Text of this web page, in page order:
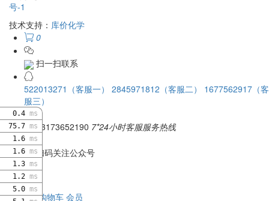
号-1
技术支持： 库价化学
0
扫一扫联系
522013271（客服一） 2845971812（客服二） 1677562917（客
服三）
13173652190 7*24小时客服服务热线
扫码关注公众号
首页分类购物车 会员
0.4 ms
75.7 ms
1.6 ms
1.6 ms
1.3 ms
1.2 ms
5.0 ms